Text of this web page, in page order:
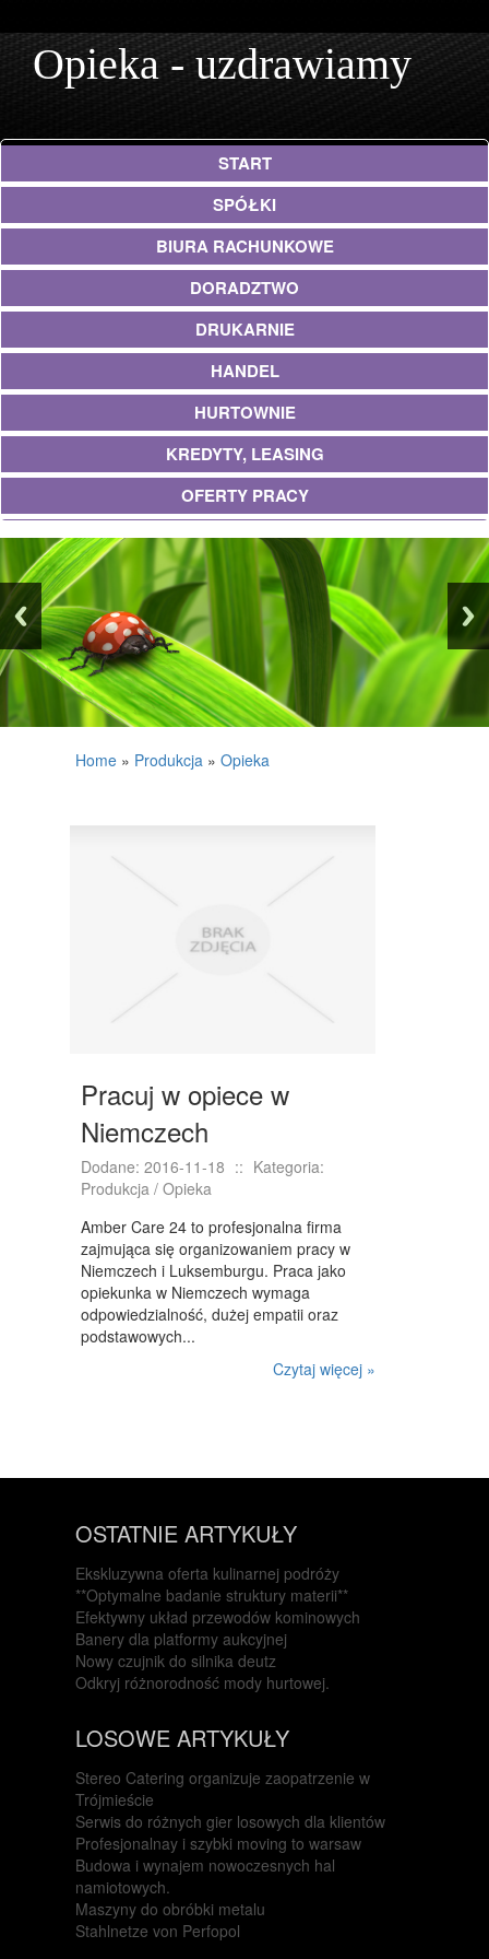
Opieka - uzdrawiamy
START
SPÓŁKI
BIURA RACHUNKOWE
DORADZTWO
DRUKARNIE
HANDEL
HURTOWNIE
KREDYTY, LEASING
OFERTY PRACY
UBEZPIECZENIA
EKOLOGIA
BANKI, PRZELEWY, WALUTY, KANTORY
WYKOŃCZENIA
PROJEKTOWANIE
NIERUCHOMOŚCI, DZIAŁKI
KURSY JĘZYKOWE
KURSY I SZKOLENIA
TŁUMACZENIA
BIZNES ONLINE
BIŻUTERIA
DLA DZIECI
MEBLE
SPORT
ELEKTRONIKA, RTV, AGD
ART. DLA ZWIERZĄT
OGRÓD, ROŚLINY
CHEMIA
ART. SPOŻYWCZE
MATERIAŁY EKSPLOATACYJNE
INNE SKLEPY
SPRZĘT
MASZYNY
Home » Produkcja » Opieka
Pracuj w opiece w
Niemczech
Dodane: 2016-11-18 :: Kategoria:
Produkcja / Opieka
Amber Care 24 to profesjonalna firma
zajmująca się organizowaniem pracy w
Niemczech i Luksemburgu. Praca jako
opiekunka w Niemczech wymaga
odpowiedzialność, dużej empatii oraz
podstawowych...
Czytaj więcej »
OSTATNIE ARTYKUŁY
Ekskluzywna oferta kulinarnej podróży
**Optymalne badanie struktury materii**
Efektywny układ przewodów kominowych
Banery dla platformy aukcyjnej
Nowy czujnik do silnika deutz
Odkryj różnorodność mody hurtowej.
LOSOWE ARTYKUŁY
Stereo Catering organizuje zaopatrzenie w
Trójmieście
Serwis do różnych gier losowych dla klientów
Profesjonalnay i szybki moving to warsaw
Budowa i wynajem nowoczesnych hal
namiotowych.
Maszyny do obróbki metalu
Stahlnetze von Perfopol